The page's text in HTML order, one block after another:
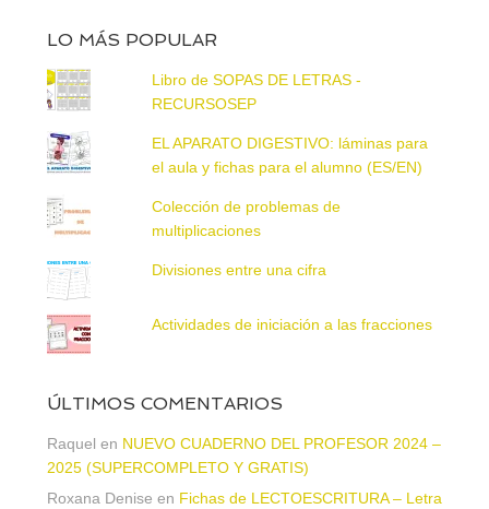
LO MÁS POPULAR
Libro de SOPAS DE LETRAS -
RECURSOSEP
EL APARATO DIGESTIVO: láminas para
el aula y fichas para el alumno (ES/EN)
Colección de problemas de
multiplicaciones
Divisiones entre una cifra
Actividades de iniciación a las fracciones
ÚLTIMOS COMENTARIOS
Raquel en NUEVO CUADERNO DEL PROFESOR 2024 –
2025 (SUPERCOMPLETO Y GRATIS)
Roxana Denise en Fichas de LECTOESCRITURA – Letra